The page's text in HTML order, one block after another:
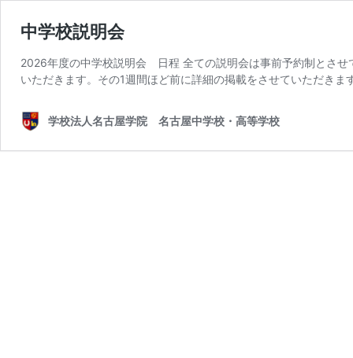
中学校説明会
2026年度の中学校説明会 日程 全ての説明会は事前予約制とさせ
いただきます。その1週間ほど前に詳細の掲載をさせていただき
学校法人名古屋学院 名古屋中学校・高等学校